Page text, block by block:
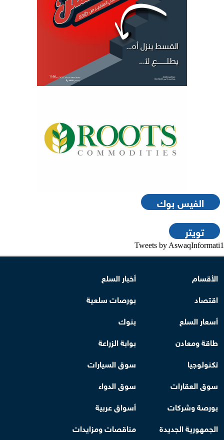
الفيس بوك
تويتر
Tweets by AswaqInformati1
الأقسام
أخبار السلع
اقتصاد
بورصات سلعية
أسعار السلع
بنوك
طاقة ومعادن
بوابة الزراعة
تكنولوجيا
سوق السيارات
سوق العقارات
سوق الدواء
بورصة وشركات
أسواق عربية
الجمهورية الجديدة
مناقصات ومزايدات